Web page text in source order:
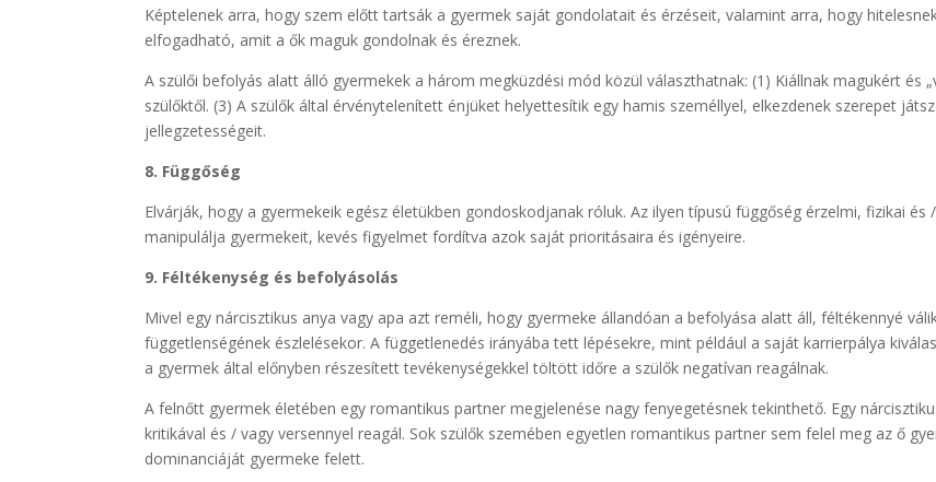
Képtelenek arra, hogy szem előtt tartsák a gyermek saját gondolatait és érzéseit, valamint arra, hogy
elfogadható, amit a ők maguk gondolnak és éreznek.
A szülői befolyás alatt álló gyermekek a három megküzdési mód közül választhatnak: (1) Kiállnak magukért és
szülőktől. (3) A szülők által érvénytelenített énjüket helyettesítik egy hamis személlyel, elkezdenek szerepet
jellegzetességeit.
8. Függőség
Elvárják, hogy a gyermekeik egész életükben gondoskodjanak róluk. Az ilyen típusú függőség érzelmi, fizikai
manipulálja gyermekeit, kevés figyelmet fordítva azok saját prioritásaira és igényeire.
9. Féltékenység és befolyásolás
Mivel egy nárcisztikus anya vagy apa azt reméli, hogy gyermeke állandóan a befolyása alatt áll, féltékennyé
függetlenségének észlelésekor. A függetlenedés irányába tett lépésekre, mint például a saját karrierpálya
a gyermek által előnyben részesített tevékenységekkel töltött időre a szülők negatívan reagálnak.
A felnőtt gyermek életében egy romantikus partner megjelenése nagy fenyegetésnek tekinthető. Egy
kritikával és / vagy versennyel reagál. Sok szülők szemében egyetlen romantikus partner sem felel meg az ő
dominanciáját gyermeke felett.